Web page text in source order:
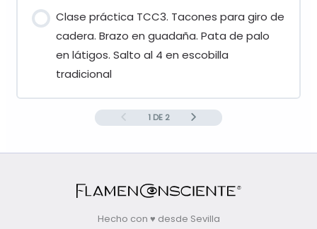
Clase práctica TCC3. Tacones para giro de
cadera. Brazo en guadaña. Pata de palo
en látigos. Salto al 4 en escobilla
tradicional
1 DE 2
Hecho con ♥ desde Sevilla